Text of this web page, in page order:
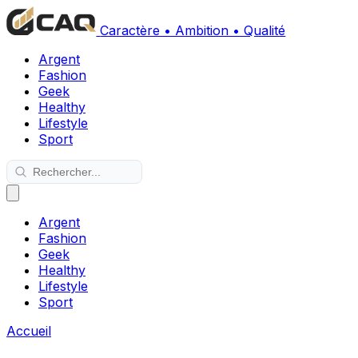
Caractère • Ambition • Qualité
Argent
Fashion
Geek
Healthy
Lifestyle
Sport
Argent
Fashion
Geek
Healthy
Lifestyle
Sport
Accueil